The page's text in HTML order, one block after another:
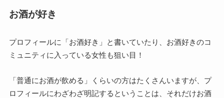
お酒が好き
プロフィールに「お酒好き」と書いていたり、お酒好きのコ
ミュニティに入っている女性も狙い目！
「普通にお酒が飲める」くらいの方はたくさんいますが、プ
ロフィールにわざわざ明記するということは、それだけお酒